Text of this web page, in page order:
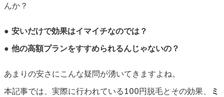
んか？
● 安いだけで効果はイマイチなのでは？
● 他の高額プランをすすめられるんじゃないの？
あまりの安さにこんな疑問が湧いてきますよね。
本記事では、実際に行われている100円脱毛とその効果、
ミ